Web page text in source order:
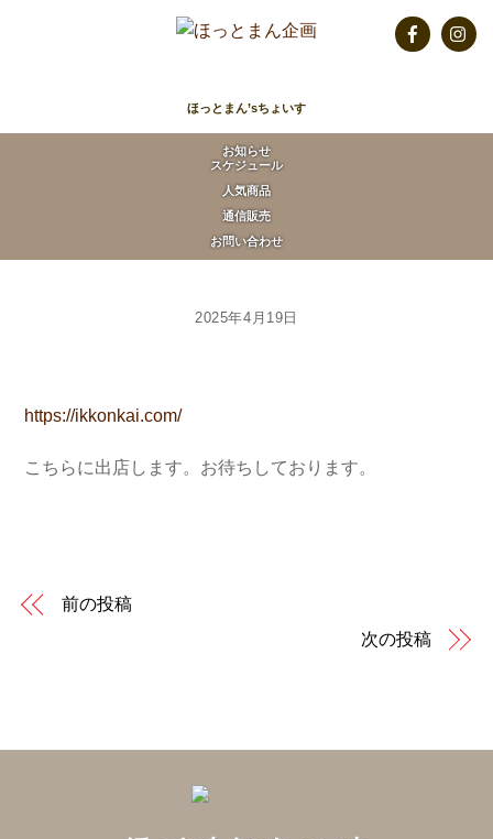
ほっとまん’sちょいす
お知らせ
スケジュール
人気商品
通信販売
お問い合わせ
Facebook
2025年4月19日
https://ikkonkai.com/
こちらに出店します。お待ちしております。
前の投稿
次の投稿